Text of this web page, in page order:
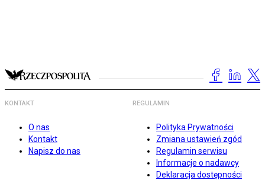
KONTAKT
O nas
Kontakt
Napisz do nas
REGULAMIN
Polityka Prywatności
Zmiana ustawień zgód
Regulamin serwisu
Informacje o nadawcy
Deklaracja dostępności